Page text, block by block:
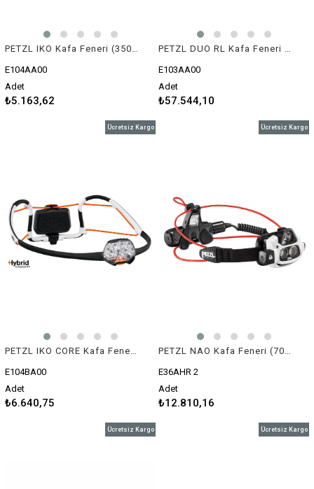
E104AA00
Adet
₺5.163,62
E103AA00
Adet
₺57.544,10
PETZL IKO CORE Kafa Feneri (500 lümen)
E104BA00
Adet
₺6.640,75
Ücretsiz Kargo
PETZL NAO Kafa Feneri (700 lümen)
E36AHR 2
Adet
₺12.810,16
Ücretsiz Kargo
Ücretsiz Kargo Ücretsiz Kargo